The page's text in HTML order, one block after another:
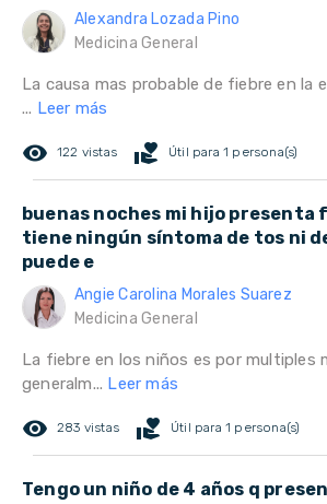
Alexandra Lozada Pino
Medicina General
La causa mas probable de fiebre en la
... Leer más
remove_red_eye 122 vistas volunteer_activism Útil para 1 persona(s)
buenas noches mi hijo presenta
tiene ningún síntoma de tos ni
puede e
Angie Carolina Morales Suarez
Medicina General
La fiebre en los niños es por multiples
generalm... Leer más
remove_red_eye 283 vistas volunteer_activism Útil para 1 persona(s)
Tengo un niño de 4 años q